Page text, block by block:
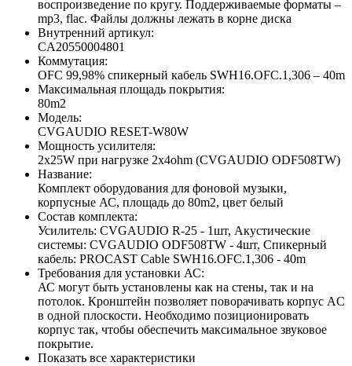
воспроизведение по кругу. Поддерживаемые форматы –
mp3, flac. Файлы должны лежать в корне диска
Внутренний артикул:
CA20550004801
Коммутация:
OFC 99,98% спикерный кабель SWH16.OFC.1,306 – 40m
Максимальная площадь покрытия:
80m2
Модель:
CVGAUDIO RESET-W80W
Мощность усилителя:
2х25W при нагрузке 2х4ohm (CVGAUDIO ODF508TW)
Название:
Комплект оборудования для фоновой музыки,
корпусные АС, площадь до 80m2, цвет белый
Состав комплекта:
Усилитель: CVGAUDIO R-25 - 1шт, Акустические
системы: CVGAUDIO ODF508TW - 4шт, Спикерный
кабель: PROCAST Cable SWH16.OFC.1,306 - 40m
Требования для установки АС:
АС могут быть установлены как на стены, так и на
потолок. Кронштейн позволяет поворачивать корпус АC
в одной плоскости. Необходимо позиционировать
корпус так, чтобы обеспечить максимальное звуковое
покрытие.
Показать все характеристики